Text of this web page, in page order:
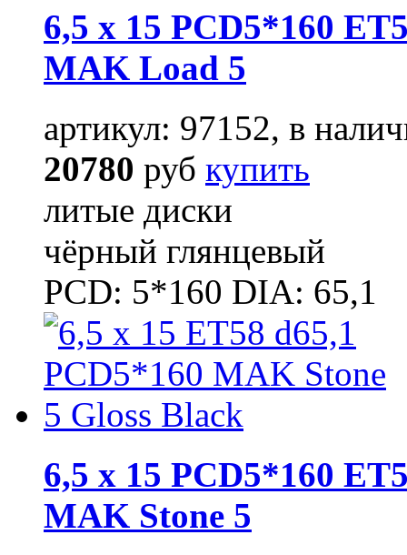
6,5 x 15 PCD5*160
MAK Load 5
артикул: 97152, в
20780 руб купить
литые диски
чёрный глянцевый
PCD: 5*160 DIA: 65,1
6,5 x 15 PCD5*160
MAK Stone 5